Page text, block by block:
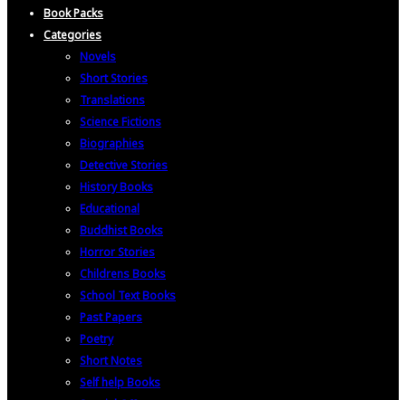
Book Packs
Categories
Novels
Short Stories
Translations
Science Fictions
Biographies
Detective Stories
History Books
Educational
Buddhist Books
Horror Stories
Childrens Books
School Text Books
Past Papers
Poetry
Short Notes
Self help Books